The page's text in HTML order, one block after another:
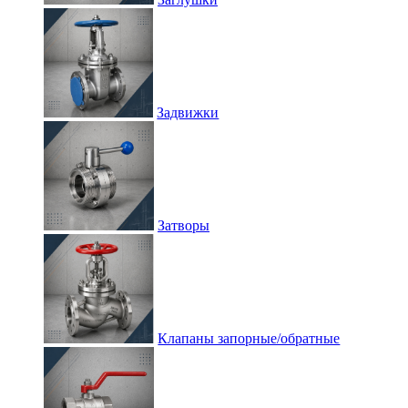
Задвижки
Затворы
Клапаны запорные/обратные